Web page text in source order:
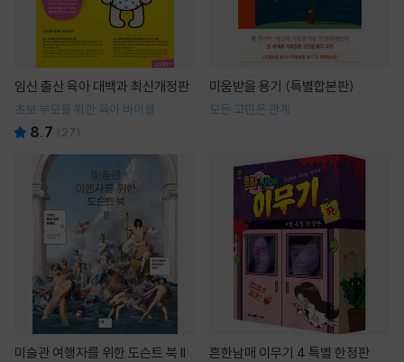
임신 출산 육아 대백과 최신개정판
초보 부모를 위한 육아 바이블
8.7 ( 27)
미움받을 용기 (특별합본판)
모든 고민은 관계
미술관 여행자를 위한 도슨트 북 II 흔한남매 이무기 4 특별 한정판